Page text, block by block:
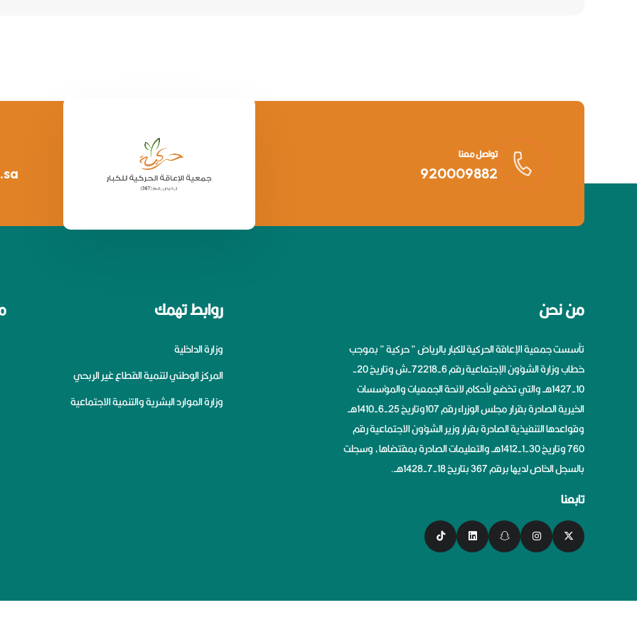
تواصل معنا
920009882
من نحن
تأسست جمعية الإعاقة الحركية للكبار بالرياض ” حركية ” بموجب
خطاب وزارة الشؤون الإجتماعية رقم 6-72218-ش وتاريخ 20-
10-1427هــ والتي تخضع لأحكام لائحة الجمعيات والمؤسسات
الخيرية الصادرة بقرار مجلس الوزراء رقم 107وتاريخ 25-6-1410هــ
وقواعدها التنفيذية الصادرة بقرار وزير الشؤون الاجتماعية رقم
760 وتاريخ 30-1-1412هــ والتعليمات الصادرة بمقتضاها، وسجلت
بالسجل الخاص لديها برقم 367 بتاريخ 18-7-1428هــ.
تابعنا
روابط تهمك
وزارة الداخلية
المركز الوطني لتنمية القطاع غير الربحي
وزارة الموارد البشرية والتنمية الاجتماعية